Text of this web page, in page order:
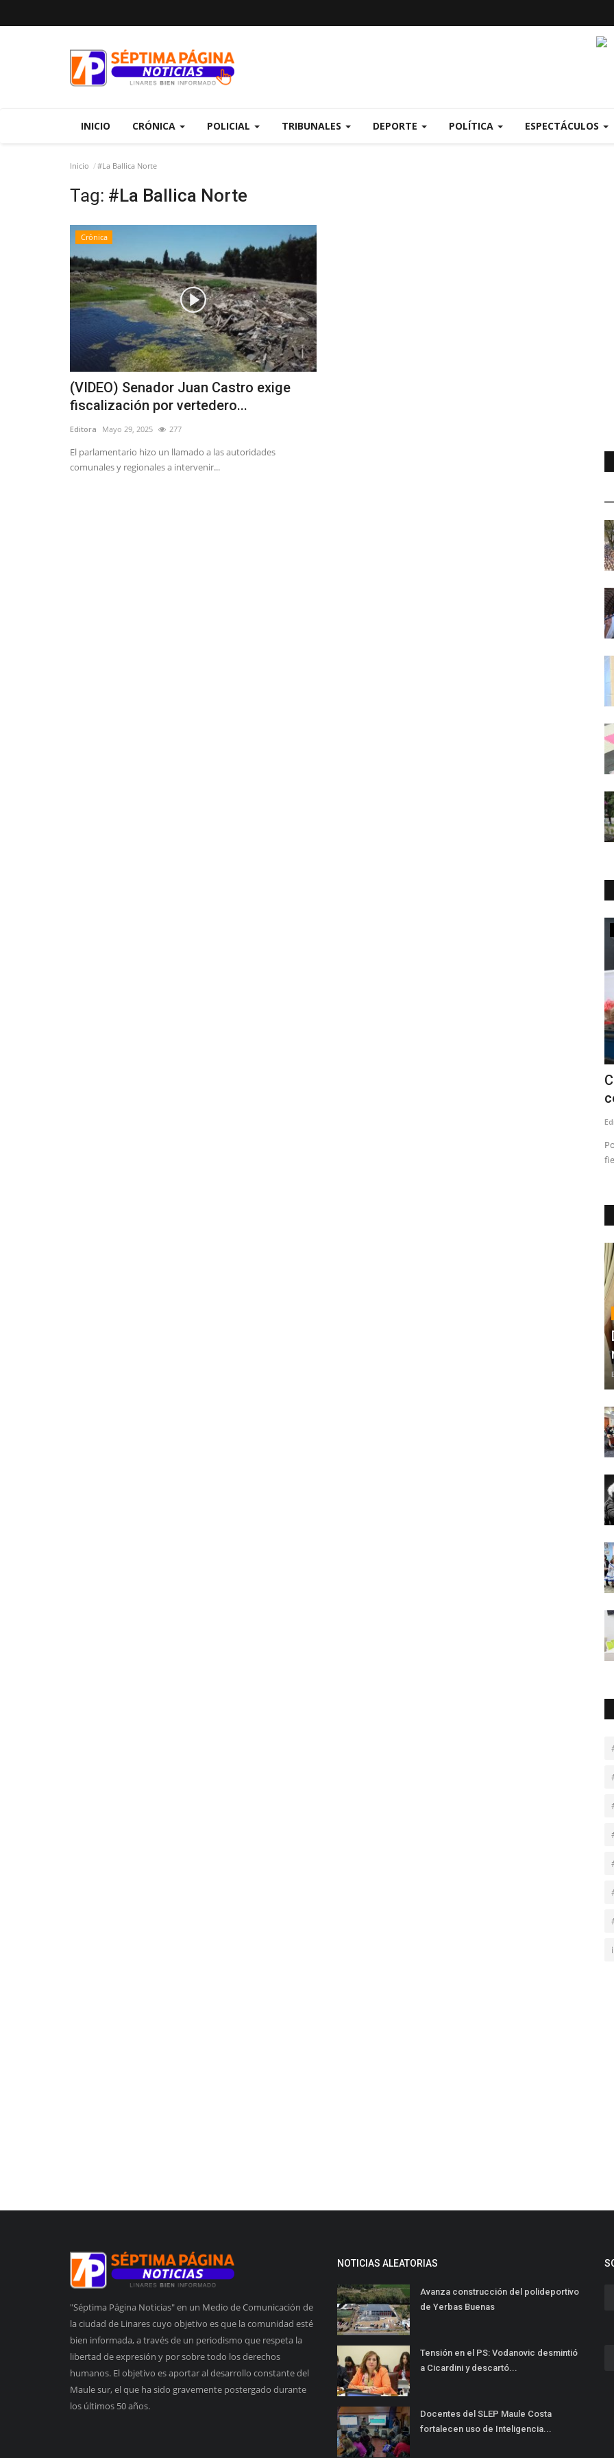
INICIO CRÓNICA POLICIAL TRIBUNALES DEPORTE POLÍTICA ESPECTÁCULOS
Inicio #La Ballica Norte
Tag: #La Ballica Norte
Crónica
(VIDEO) Senador Juan Castro exige
fiscalización por vertedero...
Editora Mayo 29, 2025 277
El parlamentario hizo un llamado a las autoridades
comunales y regionales a intervenir...
"Séptima Página Noticias" en un Medio de Comunicación de
la ciudad de Linares cuyo objetivo es que la comunidad esté
bien informada, a través de un periodismo que respeta la
libertad de expresión y por sobre todo los derechos
humanos. El objetivo es aportar al desarrollo constante del
Maule sur, el que ha sido gravemente postergado durante
los últimos 50 años.
NOTICIAS ALEATORIAS
Avanza construcción del polideportivo
de Yerbas Buenas
Tensión en el PS: Vodanovic desmintió
a Cicardini y descartó...
Docentes del SLEP Maule Costa
fortalecen uso de Inteligencia...